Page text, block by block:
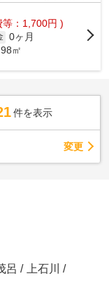
等：1,700円 )
0ヶ月
㎡
件を表示
変更
呂 / 上石川 /